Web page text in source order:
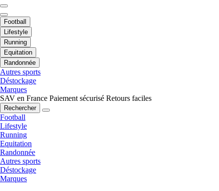
Football
Lifestyle
Running
Equitation
Randonnée
Autres sports
Déstockage
Marques
SAV en France Paiement sécurisé Retours faciles
Rechercher
Football
Lifestyle
Running
Equitation
Randonnée
Autres sports
Déstockage
Marques